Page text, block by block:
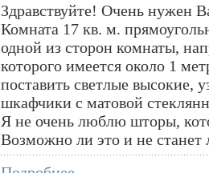
Здравствуйте! Очень нужен
Комната 17 кв. м.
одной из сторон комнаты,
которого имеется около 1
поставить светлые высокие,
шкафчики с матовой
Я не очень люблю шторы,
Возможно ли это и не станет